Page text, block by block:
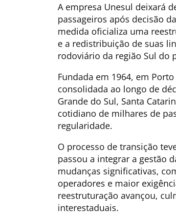
A empresa Unesul deixará
passageiros após decisão
medida oficializa uma
e a redistribuição de suas
rodoviário da região Sul do
Fundada em 1964, em
consolidada ao longo de
Grande do Sul, Santa
cotidiano de milhares de
regularidade.
O processo de transição
passou a integrar a gestão
mudanças significativas,
operadores e maior
reestruturação avançou,
interestaduais.